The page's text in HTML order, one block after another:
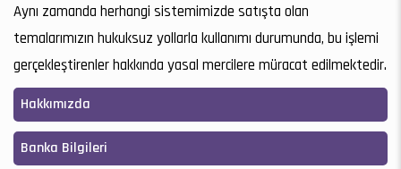
Aynı zamanda herhangi sistemimizde satışta olan
temalarımızın hukuksuz yollarla kullanımı durumunda, bu işlemi
gerçekleştirenler hakkında yasal mercilere müracat edilmektedir.
Hakkımızda
Banka Bilgileri